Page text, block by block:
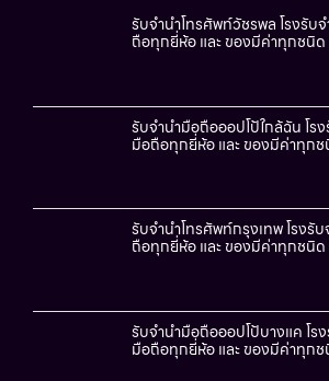
รับจำนำโทรศัพท์วัชรพล โรงรับ
ถือทุกยี่ห้อ และ ของมีค่าทุกชนิด
รับจำนำมือถือออปโป้ใกล้ฉัน โร
มือถือทุกยี่ห้อ และ ของมีค่าทุกช
รับจำนำโทรศัพท์กรุงเทพ โรงรั
ถือทุกยี่ห้อ และ ของมีค่าทุกชนิด
รับจำนำมือถือออปโป้บางแค โร
มือถือทุกยี่ห้อ และ ของมีค่าทุกช